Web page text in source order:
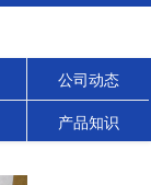
公司动态
产品知识